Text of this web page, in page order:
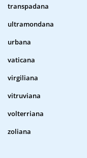
transpadana
ultramondana
urbana
vaticana
virgiliana
vitruviana
volterriana
zoliana